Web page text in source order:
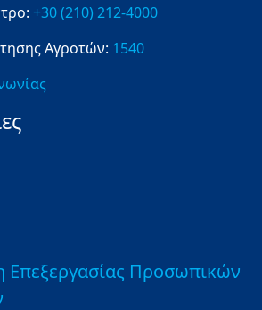
+30 (210) 212-4000
Αγροτών: 1540
Επεξεργασίας Προσωπικών